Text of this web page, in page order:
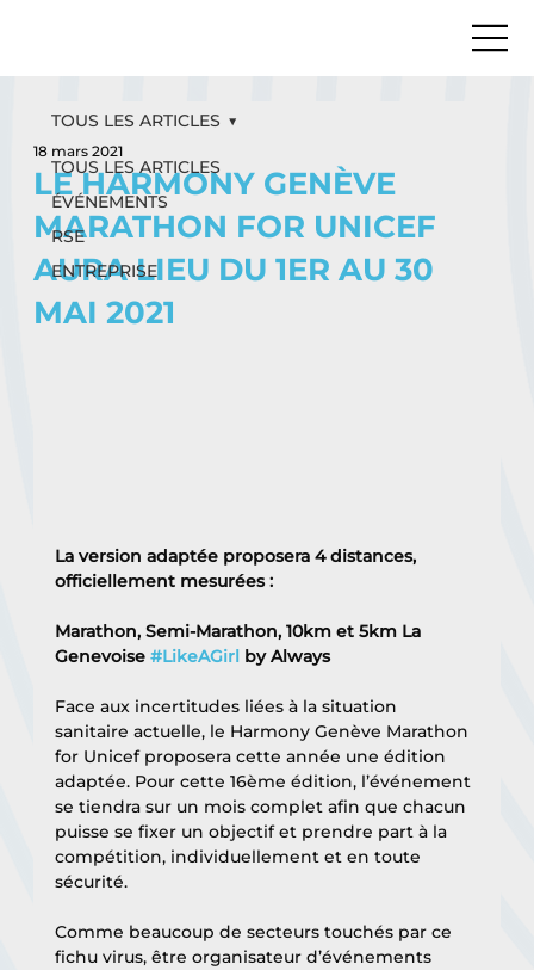
TOUS LES ARTICLES
ÉVÉNEMENTS
RSE
ENTREPRISE
TOUS LES ARTICLES
LE HARMONY GENÈVE
MARATHON FOR UNICEF
AURA LIEU DU 1ER AU 30
MAI 2021
18 mars 2021
La version adaptée proposera 4 distances,
officiellement mesurées :
Marathon, Semi-Marathon, 10km et 5km La
Genevoise #LikeAGirl by Always
Face aux incertitudes liées à la situation
sanitaire actuelle, le Harmony Genève Marathon
for Unicef proposera cette année une édition
adaptée. Pour cette 16ème édition, l’événement
se tiendra sur un mois complet afin que chacun
puisse se fixer un objectif et prendre part à la
compétition, individuellement et en toute
sécurité.
Comme beaucoup de secteurs touchés par ce
fichu virus, être organisateur d’événements